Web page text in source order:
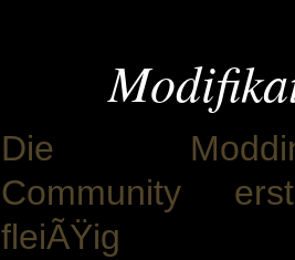
Die
Community
fleiÃŸig